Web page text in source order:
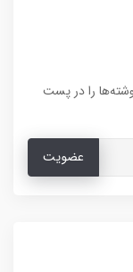
را در پست
عضویت